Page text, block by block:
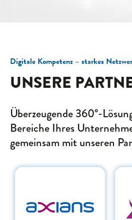
Digitale Kompetenz – starkes
UNSERE
Überzeugende 360°-
Bereiche Ihres
gemeinsam mit unseren